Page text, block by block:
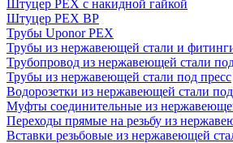
Штуцер PEX c накидной гайкой
Штуцер PEX ВР
Трубы Uponor PEX
Трубы из нержавеющей стали и
Трубопровод из нержавеющей стали
Трубы из нержавеющей стали под пресс
Водорозетки из нержавеющей стали
Муфты соединительные из
Переходы прямые на резьбу из
Вставки резьбовые из нержавеющей